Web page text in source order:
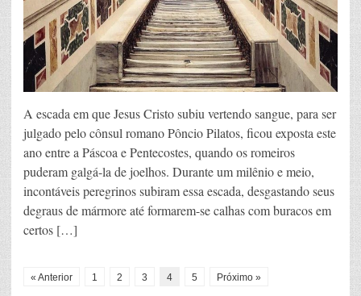
A escada em que Jesus Cristo subiu vertendo sangue, para ser
julgado pelo cônsul romano Pôncio Pilatos, ficou exposta este
ano entre a Páscoa e Pentecostes, quando os romeiros
puderam galgá-la de joelhos. Durante um milênio e meio,
incontáveis peregrinos subiram essa escada, desgastando seus
degraus de mármore até formarem-se calhas com buracos em
certos […]
« Anterior 1 2 3 4 5 Próximo »